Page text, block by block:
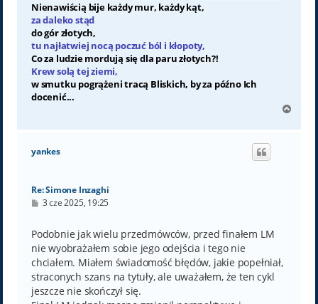
Nienawiścią bije każdy mur, każdy kąt,
za daleko stąd
do gór złotych,
tu najłatwiej nocą poczuć ból i kłopoty,
Co za ludzie mordują się dla paru złotych?!
Krew solą tej ziemi,
w smutku pogrążeni tracą Bliskich, by za późno Ich
docenić...
g
yankes
Re: Simone Inzaghi
P
t
3 cze 2025, 19:25
Podobnie jak wielu przedmówców, przed finałem LM
nie wyobrażałem sobie jego odejścia i tego nie
chciałem. Miałem świadomość błędów, jakie popełniał,
straconych szans na tytuły, ale uważałem, że ten cykl
jeszcze nie skończył się.